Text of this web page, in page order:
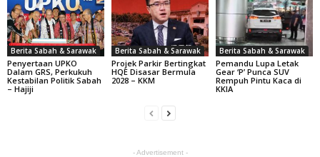
Berita Sabah & Sarawak
Penyertaan UPKO
Dalam GRS, Perkukuh
Kestabilan Politik Sabah
– Hajiji
Berita Sabah & Sarawak
Projek Parkir Bertingkat
HQE Disasar Bermula
2028 – KKM
Berita Sabah & Sarawak
Pemandu Lupa Letak
Gear ‘P’ Punca SUV
Rempuh Pintu Kaca di
KKIA
- Advertisement -